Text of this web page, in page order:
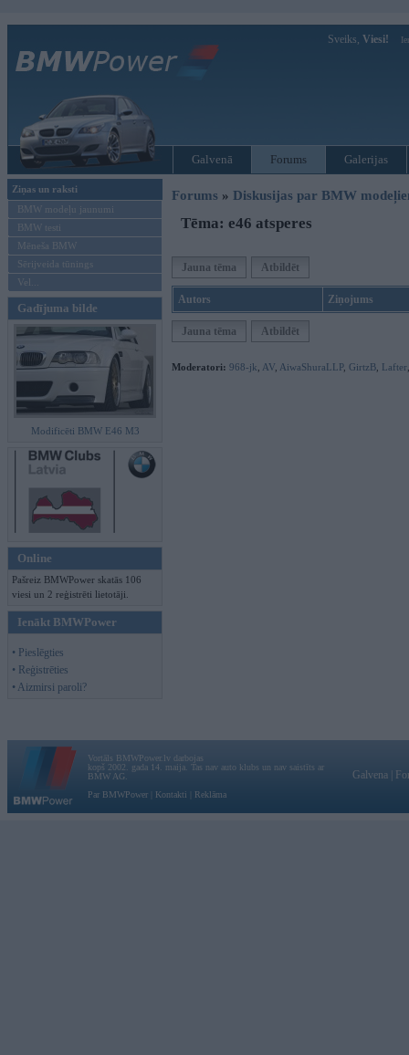
Sveiks, Viesi!
Galvenā Forums Galerijas
Ziņas un raksti
BMW modeļu jaunumi
BMW testi
Mēneša BMW
Sērijveida tūnings
Vel...
Gadījuma bilde
Modificēti BMW E46 M3
Online
Pašreiz BMWPower skatās 106
viesi un 2 reģistrēti lietotāji.
Ienākt BMWPower
• Pieslēgties
• Reģistrēties
• Aizmirsi paroli?
Forums » Diskusijas par BMW
Tēma: e46 atsperes
Jauna tēma Atbildēt
Autors Ziņojums
Jauna tēma Atbildēt
Moderatori: 968-jk AV AiwaShuraLLP, GirtzB Lafter
Vortāls BMWPower.lv darbojas
kopš 2002. gada 14. maija. Tas nav auto klubs un nav saistīts ar
BMW AG.
Par BMWPower
Kontakti Reklāma
Galvena